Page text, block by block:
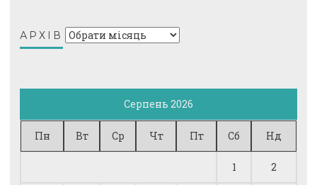
АРХІВ Архів
Серпень 2026
Пн Вт Ср Чт Пт Сб Нд
1 2